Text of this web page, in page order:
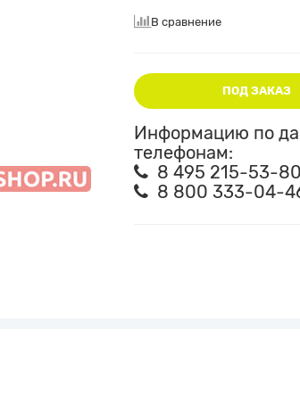
В сравнение
ПОД ЗАКАЗ
Информацию по
телефонам:
8 495 215-53-
8 800 333-04-